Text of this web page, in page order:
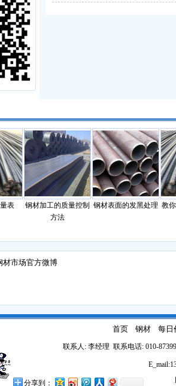
表
钢材加工的质量控制
方法
钢材表面的发黑处理 教你
材市场官方微博
首页 钢材 每日
联系人: 李经理 联系电话: 010-
分享到：